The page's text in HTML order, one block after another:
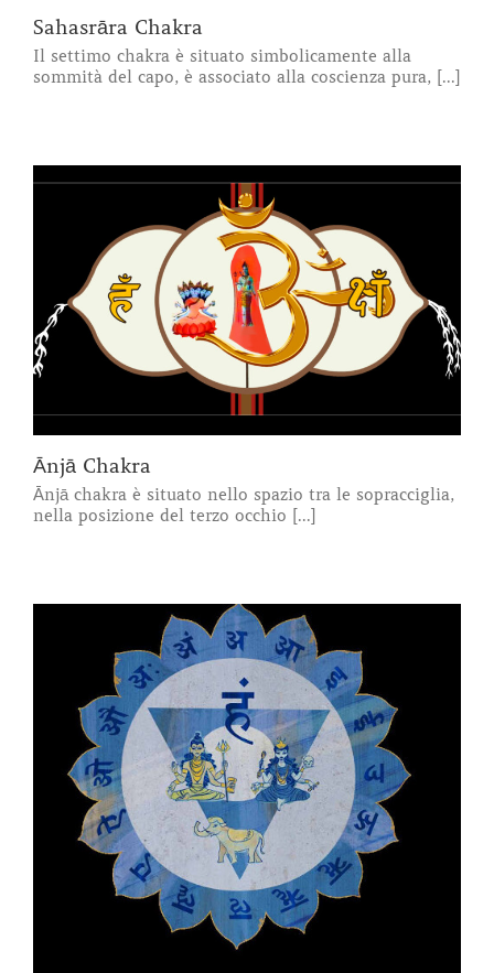
Sahasrāra Chakra
Il settimo chakra è situato simbolicamente alla
sommità del capo, è associato alla coscienza pura, [...]
Ānjā Chakra
Ānjā chakra è situato nello spazio tra le sopracciglia,
nella posizione del terzo occhio [...]